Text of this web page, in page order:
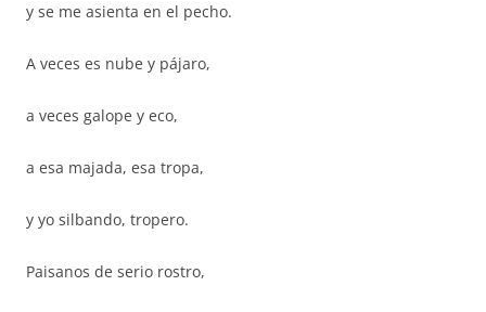
y se me asienta en el pecho.
A veces es nube y pájaro,
a veces galope y eco,
a esa majada, esa tropa,
y yo silbando, tropero.
Paisanos de serio rostro,